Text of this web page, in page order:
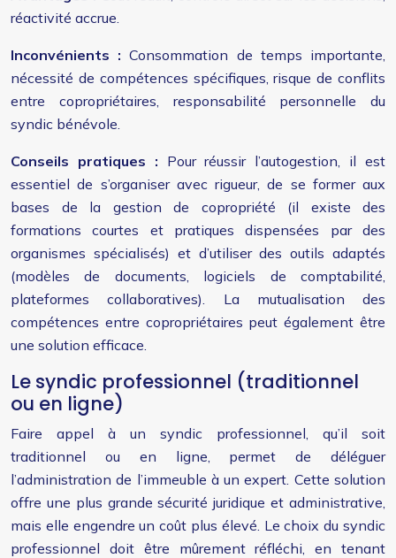
réactivité accrue.
Inconvénients :Consommation de temps importante,
nécessité de compétences spécifiques, risque de conflits
entre copropriétaires, responsabilité personnelle du
syndic bénévole.
Conseils pratiques : Pour réussir l’autogestion, il est
essentiel de s’organiser avec rigueur, de se former aux
bases de la gestion de copropriété (il existe des
formations courtes et pratiques dispensées par des
organismes spécialisés) et d’utiliser des outils adaptés
(modèles de documents, logiciels de comptabilité,
plateformes collaboratives). La mutualisation des
compétences entre copropriétaires peut également être
une solution efficace.
Le syndic professionnel (traditionnel
ou en ligne)
Faire appel à un syndic professionnel, qu’il soit
traditionnel ou en ligne, permet de déléguer
l’administration de l’immeuble à un expert. Cette solution
offre une plus grande sécurité juridique et administrative,
mais elle engendre un coût plus élevé. Le choix du syndic
professionnel doit être mûrement réfléchi, en tenant